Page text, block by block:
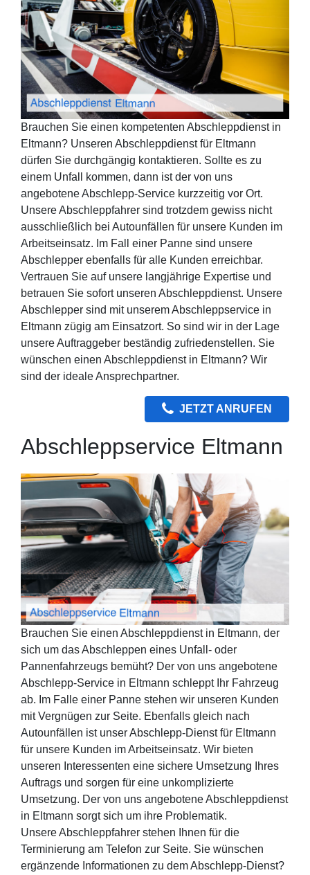
Brauchen Sie einen kompetenten Abschleppdienst in
Eltmann? Unseren Abschleppdienst für Eltmann
dürfen Sie durchgängig kontaktieren. Sollte es zu
einem Unfall kommen, dann ist der von uns
angebotene Abschlepp-Service kurzzeitig vor Ort.
Unsere Abschleppfahrer sind trotzdem gewiss nicht
ausschließlich bei Autounfällen für unsere Kunden im
Arbeitseinsatz. Im Fall einer Panne sind unsere
Abschlepper ebenfalls für alle Kunden erreichbar.
Vertrauen Sie auf unsere langjährige Expertise und
betrauen Sie sofort unseren Abschleppdienst. Unsere
Abschlepper sind mit unserem Abschleppservice in
Eltmann zügig am Einsatzort. So sind wir in der Lage
unsere Auftraggeber beständig zufriedenstellen. Sie
wünschen einen Abschleppdienst in Eltmann? Wir
sind der ideale Ansprechpartner.
JETZT ANRUFEN
Abschleppservice Eltmann
Brauchen Sie einen Abschleppdienst in Eltmann, der
sich um das Abschleppen eines Unfall- oder
Pannenfahrzeugs bemüht? Der von uns angebotene
Abschlepp-Service in Eltmann schleppt Ihr Fahrzeug
ab. Im Falle einer Panne stehen wir unseren Kunden
mit Vergnügen zur Seite. Ebenfalls gleich nach
Autounfällen ist unser Abschlepp-Dienst für Eltmann
für unsere Kunden im Arbeitseinsatz. Wir bieten
unseren Interessenten eine sichere Umsetzung Ihres
Auftrags und sorgen für eine unkomplizierte
Umsetzung. Der von uns angebotene Abschleppdienst
in Eltmann sorgt sich um ihre Problematik.
Unsere Abschleppfahrer stehen Ihnen für die
Terminierung am Telefon zur Seite. Sie wünschen
ergänzende Informationen zu dem Abschlepp-Dienst?